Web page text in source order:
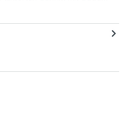
von 4.92 von 5 Sternen